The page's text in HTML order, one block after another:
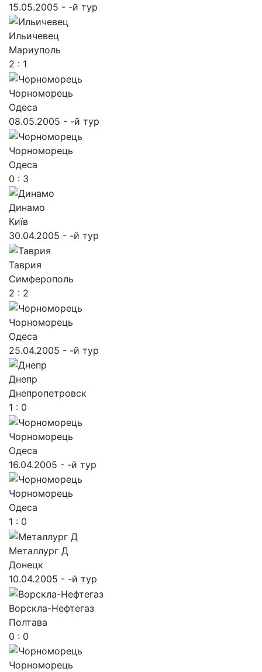
15.05.2005 - -й тур
Ильичевец
Мариуполь
2 : 1
Чорноморець
Одеса
08.05.2005 - -й тур
Чорноморець
Одеса
0 : 3
Динамо
Київ
30.04.2005 - -й тур
Таврия
Симферополь
2 : 2
Чорноморець
Одеса
25.04.2005 - -й тур
Днепр
Днепропетровск
1 : 0
Чорноморець
Одеса
16.04.2005 - -й тур
Чорноморець
Одеса
1 : 0
Металлург Д
Донецк
10.04.2005 - -й тур
Ворскла-Нефтегаз
Полтава
0 : 0
Чорноморець